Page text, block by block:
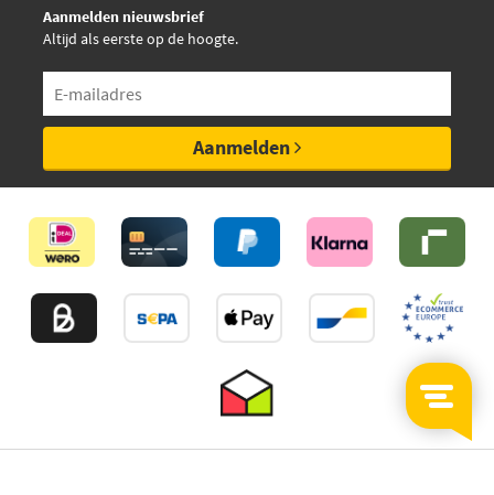
Aanmelden nieuwsbrief
Altijd als eerste op de hoogte.
Aanmelden